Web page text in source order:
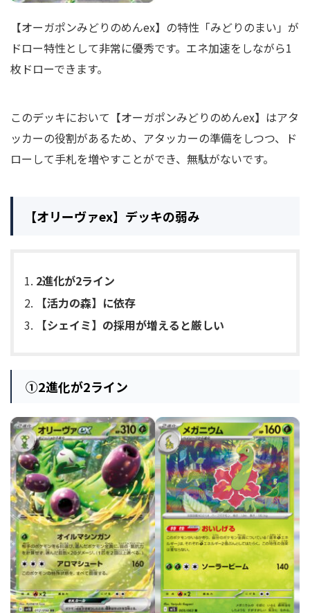
【オーガポンみどりのめんex】の特性「みどりのまい」が
ドロー特性として非常に優秀です。エネ加速をしながら1
枚ドローできます。
このデッキにおいて【オーガポンみどりのめんex】はアタ
ッカーの役割があるため、アタッカーの準備をしつつ、ド
ローして手札を増やすことができ、無駄がないです。
【オリーヴァex】デッキの弱み
2進化が2ライン
【活力の森】に依存
【シェイミ】の採用が増えると厳しい
①2進化が2ライン